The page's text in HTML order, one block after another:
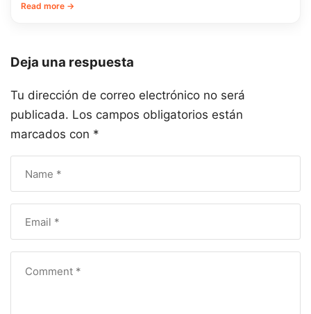
Read more →
Deja una respuesta
Tu dirección de correo electrónico no será
publicada. Los campos obligatorios están
marcados con *